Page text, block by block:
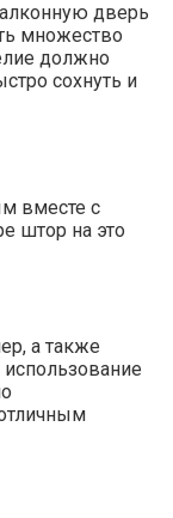
дверь
множество
должно
сохнуть и
вместе с
штор на это
а также